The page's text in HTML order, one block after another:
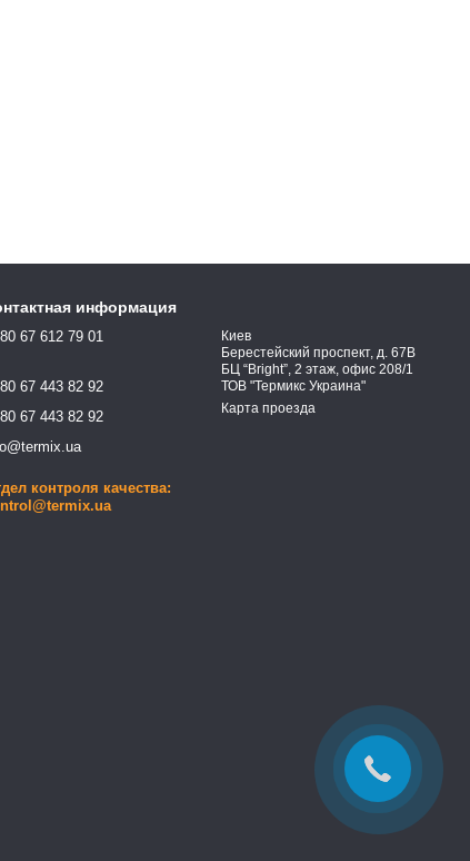
информация
67 612 79 01
67 443 82 92
67 443 82 92
контроля качества:
Киев
Берестейский проспект, д. 67В
БЦ “Bright”, 2 этаж, офис 208/1
ТОВ "Термикс Украина"
Карта проезда